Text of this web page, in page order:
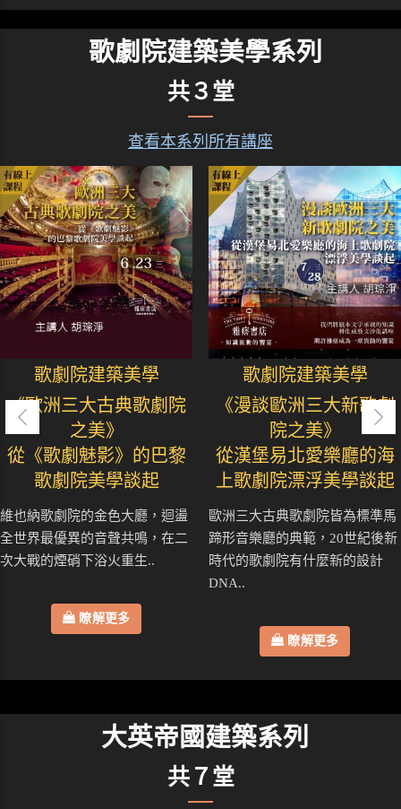
歌劇院建築美學系列
共３堂
查看本系列所有講座
歌劇院建築美學
《歐洲三大古典歌劇院
之美》
從《歌劇魅影》的巴黎
歌劇院美學談起
維也納歌劇院的金色大廳，迴盪
全世界最優異的音聲共鳴，在二
次大戰的煙硝下浴火重生..
瞭解更多
歌劇院建築美學
《漫談歐洲三大新歌劇
院之美》
從漢堡易北愛樂廳的海
上歌劇院漂浮美學談起
歐洲三大古典歌劇院皆為標準馬
蹄形音樂廳的典範，20世紀後新
時代的歌劇院有什麼新的設計
DNA..
瞭解更多
大英帝國建築系列
共７堂